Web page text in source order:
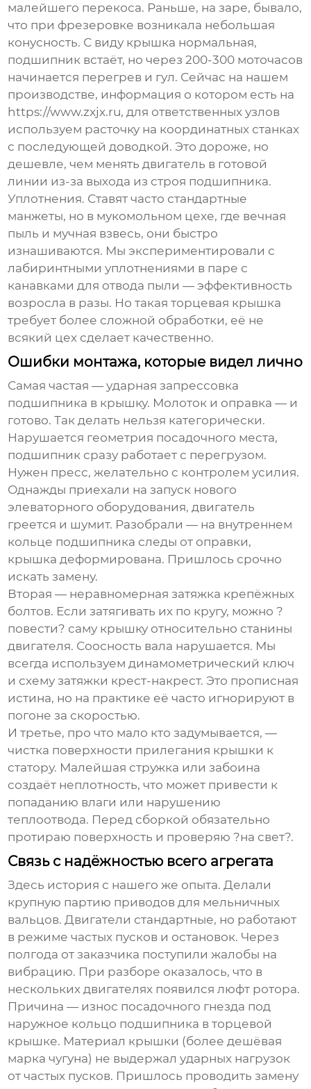
малейшего перекоса. Раньше, на заре, бывало,
что при фрезеровке возникала небольшая
конусность. С виду крышка нормальная,
подшипник встаёт, но через 200-300 моточасов
начинается перегрев и гул. Сейчас на нашем
производстве, информация о котором есть на
https://www.zxjx.ru, для ответственных узлов
используем расточку на координатных станках
с последующей доводкой. Это дороже, но
дешевле, чем менять двигатель в готовой
линии из-за выхода из строя подшипника.
Уплотнения. Ставят часто стандартные
манжеты, но в мукомольном цехе, где вечная
пыль и мучная взвесь, они быстро
изнашиваются. Мы экспериментировали с
лабиринтными уплотнениями в паре с
канавками для отвода пыли — эффективность
возросла в разы. Но такаяторцевая крышка
требует более сложной обработки, её не
всякий цех сделает качественно.
Ошибки монтажа, которые видел лично
Самая частая — ударная запрессовка
подшипника в крышку. Молоток и оправка — и
готово. Так делать нельзя категорически.
Нарушается геометрия посадочного места,
подшипник сразу работает с перегрузом.
Нужен пресс, желательно с контролем усилия.
Однажды приехали на запуск нового
элеваторного оборудования, двигатель
греется и шумит. Разобрали — на внутреннем
кольце подшипника следы от оправки,
крышка деформирована. Пришлось срочно
искать замену.
Вторая — неравномерная затяжка крепёжных
болтов. Если затягивать их по кругу, можно ?
повести? саму крышку относительно станины
двигателя. Соосность вала нарушается. Мы
всегда используем динамометрический ключ
и схему затяжки крест-накрест. Это прописная
истина, но на практике её часто игнорируют в
погоне за скоростью.
И третье, про что мало кто задумывается, —
чистка поверхности прилегания крышки к
статору. Малейшая стружка или забоина
создаёт неплотность, что может привести к
попаданию влаги или нарушению
теплоотвода. Перед сборкой обязательно
протираю поверхность и проверяю ?на свет?.
Связь с надёжностью всего агрегата
Здесь история с нашего же опыта. Делали
крупную партию приводов для мельничных
вальцов. Двигатели стандартные, но работают
в режиме частых пусков и остановок. Через
полгода от заказчика поступили жалобы на
вибрацию. При разборе оказалось, что в
нескольких двигателях появился люфт ротора.
Причина — износ посадочного гнезда под
наружное кольцо подшипника вторцевой
крышке. Материал крышки (более дешёвая
марка чугуна) не выдержал ударных нагрузок
от частых пусков. Пришлось проводить замену